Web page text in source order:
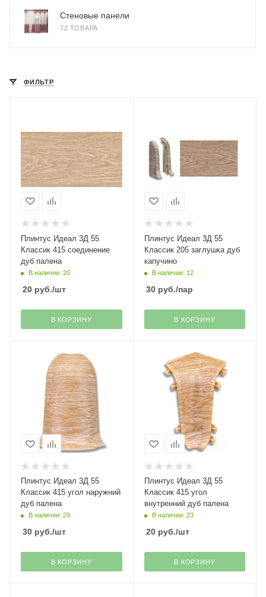
Стеновые панели
72 ТОВАРА
ФИЛЬТР
Плинтус Идеал 3Д 55
Классик 415 соединение
дуб палена
В наличии: 20
20 руб./шт
В КОРЗИНУ
Плинтус Идеал 3Д 55
Классик 205 заглушка дуб
капучино
В наличии: 12
30руб./пар
В КОРЗИНУ
Плинтус Идеал 3Д 55
Классик 415 угол наружний
дуб палена
В наличии: 29
30 руб./шт
В КОРЗИНУ
Плинтус Идеал 3Д 55
Классик 415 угол
внутренний дуб палена
В наличии: 23
20руб./шт
В КОРЗИНУ